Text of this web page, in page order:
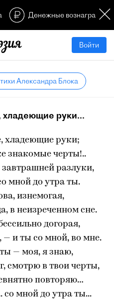
Денежные
Войти
Александра Блока
руки...
хладеющие руки;
знакомые черты!..
разлуки,
мной до утра ты.
изнемогая,
в неизреченном сне.
догорая,
и ты со мной, во мне.
— моя, я знаю,
смотрю в твои черты,
повторяю…
со мной до утра ты...